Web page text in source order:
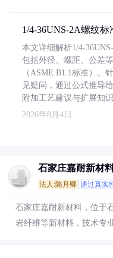
1/4-36UNS-2A螺纹标
本文详细解析1/4-
包括外径、螺距、公差
（ASME B1.1标准）。
见疑问，通过公式推导
附加工艺建议与扩展知识
2026年8月4日
石家庄嘉耐新材
法人:陈月卿 通过真实
石家庄嘉耐新材料，位于
岩纤维等新材料，技术专